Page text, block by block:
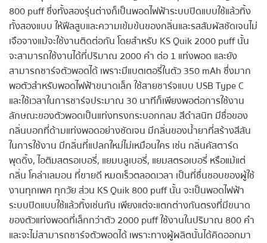
800 puff ซึ่งทั้งสองรุ่นต่างก็เป็นพอดไฟฟ้าระบบปิดแบบใช้แล้วทิ้ง
ทั้งสองแบบ ให้ฟีลสูบและความเข้มข้นของกลิ่นและรสสัมผัสชัดเจนไม่
เจือจางแม้จะใช้งานติดต่อกัน โดยสำหรับ KS Quik 2000 puff นั้น
จะสามารถใช้งานได้ที่ปริมาณ 2000 คำ ต่อ 1 แท่งพอด และยัง
สามารถชาร์จตัวพอดได้ เพราะมีแบตเตอรี่ในตัว 350 mAh ซึ่งมาก
พอตัวสำหรับพอดไฟฟ้าขนาดเล็ก ใช้สายชาร์จแบบ USB Type C
และใช้เวลาในการชาร์จประมาณ 30 นาทีก็เพียงพอต่อการใช้งาน
ลักษณะของตัวพอดเป็นแท่งทรงกระบอกกลม สีดำสนิท มีชื่อของ
กลิ่นบอกที่ด้ามแท่งพอดอย่างชัดเจน มีกลิ่นของน้ำยาที่สร้างสีสัน
ในการใช้งาน มีกลิ่นที่แปลกใหม่ไม่เหมือนใคร เช่น กลิ่นคัสตาร์ด
พุดดิ้ง, ไอติมสตรอเบอรี่, แยมบลูเบอรี่, แยมสตรอเบอรี่ หรือแม้แต่
กลิ่น โคล่าเลมอน ที่ขายดี หมดเร็วตลอดเวลา เป็นที่ชื่นชอบของผู้ใช้
งานทุกเพศ ทุกวัย ส่วน KS Quik 800 puff นั้น จะเป็นพอดไฟฟ้า
ระบบปิดแบบใช้แล้วทิ้งเช่นกัน เพียงแต่จะแตกต่างกันตรงที่มีขนาด
ของตัวแท่งพอดที่เล็กกว่าตัว 2000 puff ใช้งานในปริมาณ 800 คำ
และจะไม่สามารถชาร์จตัวพอดได้ เพราะทางผู้ผลิตนั้นได้คิดออกมา